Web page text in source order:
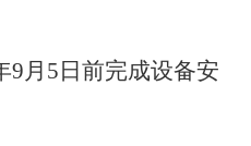
9月5日前完成设备安